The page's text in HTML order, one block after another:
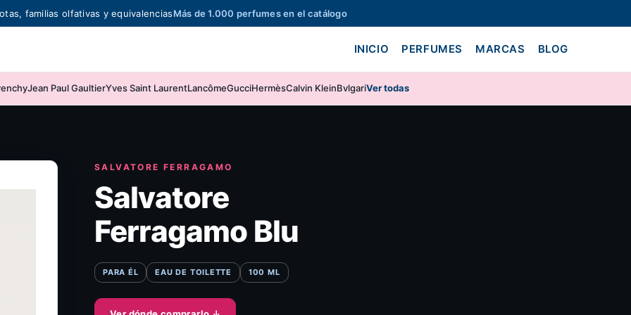
familias olfativas y equivalenciasMás de 1.000 perfumes en el catálogo
INICIO PERFUMES MARCAS BLOG
Jean Paul GaultierYves Saint LaurentLancômeGucciHermèsCalvin KleinBvlgariVer todas
SALVATORE FERRAGAMO
Salvatore
Ferragamo Blu
PARA ÉL EAU DE TOILETTE 100 ML